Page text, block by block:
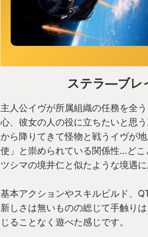
ステラ―ブレ
主人公イヴが所属組織の任務を全
心、彼女の人の役に立ちたいと思
から降りてきて怪物と戦うイヴが
使」と崇められている関係性…ど
ツシマの境井仁と似たような境遇に
基本アクションやスキルビルド、
新しさは無いものの総じて手触り
じることなく遊べた感じです。